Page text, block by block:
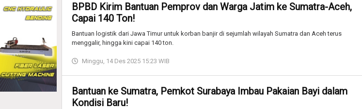
BPBD Kirim Bantuan Pemprov dan Warga Jatim ke Sumatra-Aceh,
Capai 140 Ton!
Bantuan logistik dari Jawa Timur untuk korban banjir di sejumlah wilayah Sumatra dan Aceh terus
menggalir, hingga kini capai 140 ton.
Minggu, 14 Des 2025 15:23 WIB
Bantuan ke Sumatra, Pemkot Surabaya Imbau Pakaian Bayi dalam
Kondisi Baru!